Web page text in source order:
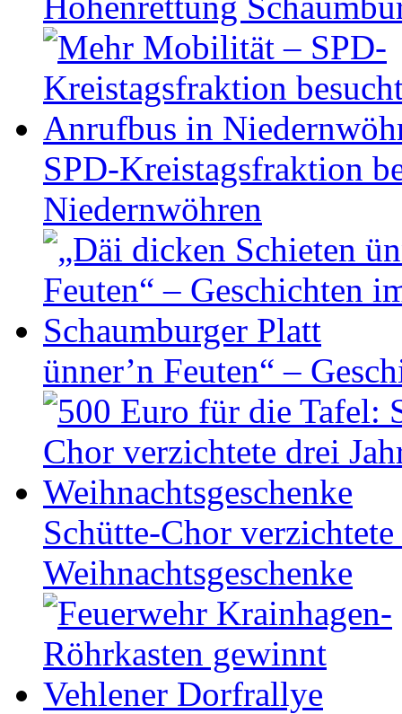
SPD-Kreistagsfraktion
Niedernwöhren
ünner’n Feuten“ –
Schütte-Chor
Weihnachtsgeschenke